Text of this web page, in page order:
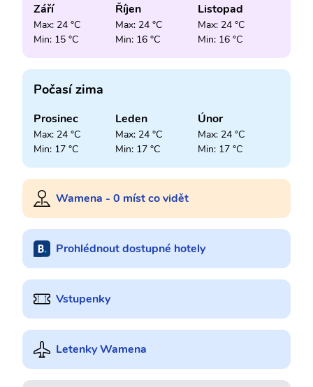
Září
Max: 24 °C
Min: 15 °C
Říjen
Max: 24 °C
Min: 16 °C
Listopad
Max: 24 °C
Min: 16 °C
Počasí zima
Prosinec
Max: 24 °C
Min: 17 °C
Leden
Max: 24 °C
Min: 17 °C
Únor
Max: 24 °C
Min: 17 °C
Wamena - 0 míst co vidět
Prohlédnout dostupné hotely
Vstupenky
Letenky Wamena